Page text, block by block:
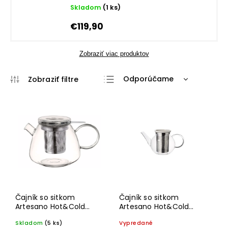
Skladom (1 ks)
€119,90
Zobraziť viac produktov
Odporúčame
Najpredávanejšie
Abecedne
Čajník so sitkom
Artesano Hot&Cold
Boch
Skladom (5 ks)
Čajník so sitkom
Artesano Hot&Cold
Boch
Vypredané